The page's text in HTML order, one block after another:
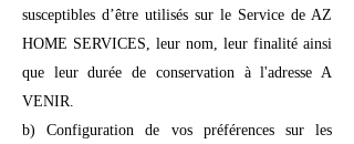
susceptibles d’être utilisés sur le Service de AZ
HOME SERVICES, leur nom, leur finalité ainsi
que leur durée de conservation à l'adresse A
VENIR.
b) Configuration de vos préférences sur les